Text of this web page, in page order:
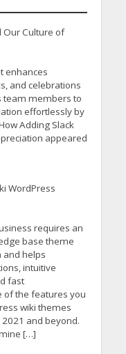
Our Culture of
enhances
and celebrations
team members to
effortlessly by
Adding Slack
appeared
WordPress
requires an
base theme
helps
intuitive
fast
of the features you
wiki themes
and beyond.
[…]